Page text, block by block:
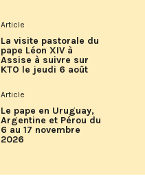
Article
La visite pastorale du
pape Léon XIV à
Assise à suivre sur
KTO le jeudi 6 août
Article
Le pape en Uruguay,
Argentine et Pérou du
6 au 17 novembre
2026